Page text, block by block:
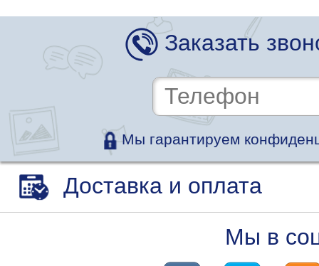
Заказать
Мы гарантируем
Доставка и оплата
Мы в